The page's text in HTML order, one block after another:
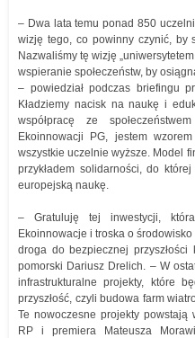
– Dwa lata temu ponad 850
wizję tego, co powinny czynić, by
Nazwaliśmy tę wizję
wspieranie społeczeństw, by
– powiedział podczas briefingu
Kładziemy nacisk na naukę i
współpracę ze
Ekoinnowacji PG, jestem
wszystkie uczelnie wyższe. Model
przykładem solidarności, do
europejską naukę.
– Gratuluję tej inwestycji,
Ekoinnowacje i troska o
droga do bezpiecznej
pomorski Dariusz Drelich. – W
infrastrukturalne projekty, które
przyszłość, czyli budowa farm
Te nowoczesne projekty
RP i premiera Mateusza